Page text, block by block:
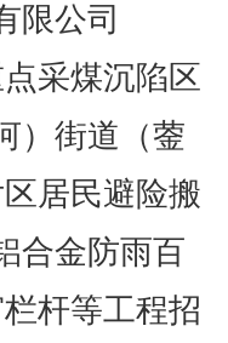
限公司
采煤沉陷区
）街道（蓥
居民避险搬
合金防雨百
杆等工程招